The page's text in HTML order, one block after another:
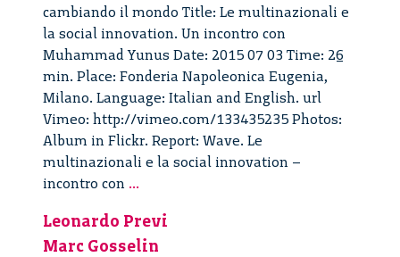
cambiando il mondo Title: Le multinazionali e
la social innovation. Un incontro con
Muhammad Yunus Date: 2015 07 03 Time: 26
min. Place: Fonderia Napoleonica Eugenia,
Milano. Language: Italian and English. url
Vimeo: http://vimeo.com/133435235 Photos:
Album in Flickr. Report: Wave. Le
multinazionali e la social innovation –
incontro con ...
multinazionali
e
Leonardo Previ
Marc Gosselin